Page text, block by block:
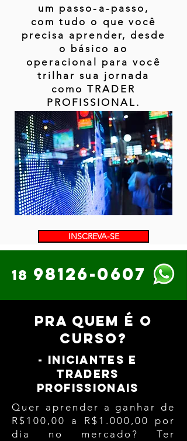
um passo-a-passo,
com tudo o que você
precisa aprender, desde
o básico ao
operacional para você
trilhar sua jornada
como TRADER
PROFISSIONAL.
INSCREVA-SE
18 98126-0607
pra quem é o
curso?
- iniciantes e
traders
profissionais
Quer aprender a ganhar de
R$100,00 a R$1.000,00 por
dia no mercado? Ter